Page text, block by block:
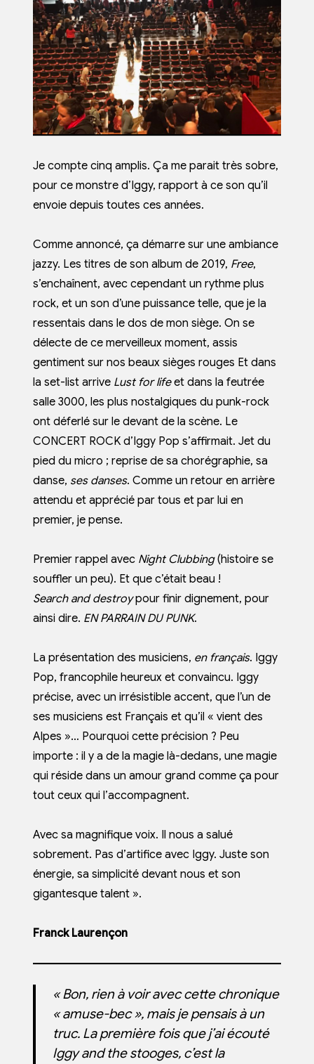
Je compte cinq amplis. Ça me parait très sobre,
pour ce monstre d’Iggy, rapport à ce son qu’il
envoie depuis toutes ces années.
Comme annoncé, ça démarre sur une ambiance
jazzy. Les titres de son album de 2019, Free,
s’enchaînent, avec cependant un rythme plus
rock, et un son d’une puissance telle, que je la
ressentais dans le dos de mon siège. On se
délecte de ce merveilleux moment, assis
gentiment sur nos beaux sièges rouges Et dans
la set-list arrive Lust for lifeet dans la feutrée
salle 3000, les plus nostalgiques du punk-rock
ont déferlé sur le devant de la scène. Le
CONCERT ROCK d’Iggy Pop s’affirmait. Jet du
pied du micro ; reprise de sa chorégraphie, sa
danse, ses danses. Comme un retour en arrière
attendu et apprécié par tous et par lui en
premier, je pense.
Premier rappel avec Night Clubbing(histoire se
souffler un peu). Et que c’était beau !
Search and destroypour finir dignement, pour
ainsi dire. EN PARRAIN DU PUNK.
La présentation des musiciens, en français. Iggy
Pop, francophile heureux et convaincu. Iggy
précise, avec un irrésistible accent, que l’un de
ses musiciens est Français et qu’il « vient des
Alpes »… Pourquoi cette précision ? Peu
importe : il y a de la magie là-dedans, une magie
qui réside dans un amour grand comme ça pour
tout ceux qui l’accompagnent.
Avec sa magnifique voix. Il nous a salué
sobrement. Pas d’artifice avec Iggy. Juste son
énergie, sa simplicité devant nous et son
gigantesque talent ».
Franck Laurençon
« Bon, rien à voir avec cette chronique
« amuse-bec », mais je pensais à un
truc. La première fois que j’ai écouté
Iggy and the stooges, c’est la